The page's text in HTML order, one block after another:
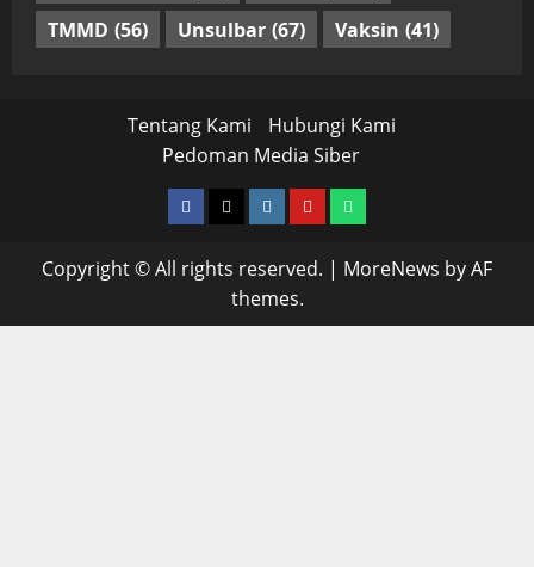
TMMD (56) Unsulbar (67) Vaksin (41)
Tentang Kami
Hubungi Kami
Pedoman Media Siber
facebooktwitterinstagram.com
youtubewhatsapp
Copyright © All rights reserved. | MoreNews by AF
themes.